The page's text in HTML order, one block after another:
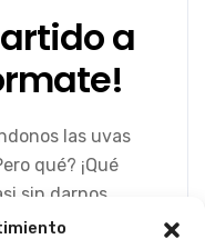
a
las uvas
qué? ¡Qué
sin darnos